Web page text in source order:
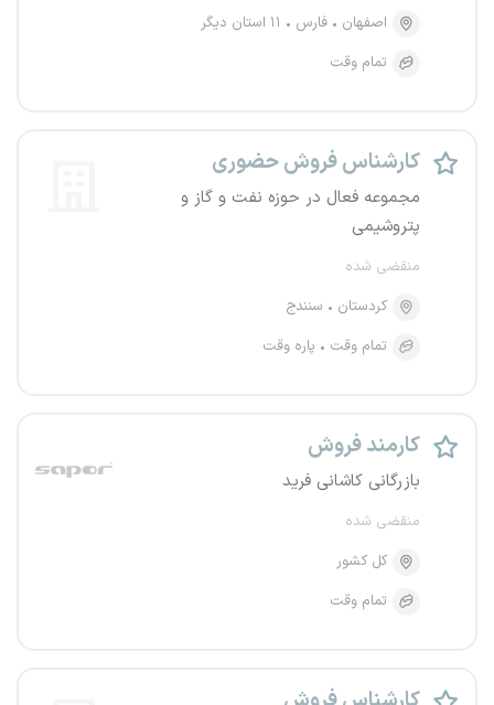
اصفهان
فارس
۱۱ استان دیگر
تمام وقت
کارشناس فروش حضوری
مجموعه فعال در حوزه نفت و گاز و
پتروشیمی
منقضی شده
کردستان
سنندج
تمام وقت
پاره وقت
کارمند فروش
بازرگانی کاشانی فرید
منقضی شده
کل کشور
تمام وقت